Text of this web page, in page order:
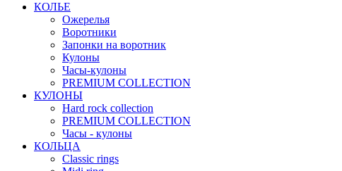
КОЛЬЕ
Ожерелья
Воротники
Запонки на воротник
Кулоны
Часы-кулоны
PREMIUM COLLECTION
КУЛОНЫ
Hard rock collection
PREMIUM COLLECTION
Часы - кулоны
КОЛЬЦА
Classic rings